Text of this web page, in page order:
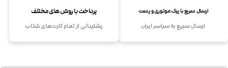
ارسال سریع با پیک موتوری و پست
ارسال سریع به سراسر ایران
پرداخت با روش های مختلف
پشتیبانی از تمام کارت‌های شتاب